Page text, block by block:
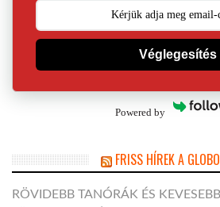
Véglegesítés
Powered by
FRISS HÍREK A
RÖVIDEBB TANÓRÁK ÉS